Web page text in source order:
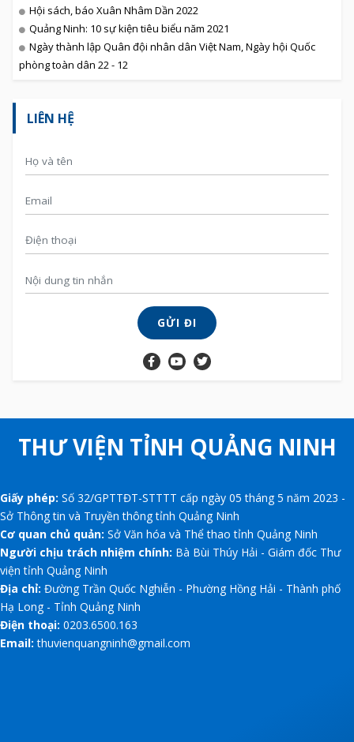
Hội sách, báo Xuân Nhâm Dần 2022
Quảng Ninh: 10 sự kiện tiêu biểu năm 2021
Ngày thành lập Quân đội nhân dân Việt Nam, Ngày hội Quốc
phòng toàn dân 22 - 12
LIÊN HỆ
GỬI ĐI
THƯ VIỆN TỈNH QUẢNG NINH
Giấy phép: Số 32/GPTTĐT-STTTT cấp ngày 05 tháng 5 năm 2023 -
Sở Thông tin và Truyền thông tỉnh Quảng Ninh
Cơ quan chủ quản: Sở Văn hóa và Thể thao tỉnh Quảng Ninh
Người chịu trách nhiệm chính: Bà Bùi Thúy Hải - Giám đốc Thư
viện tỉnh Quảng Ninh
Địa chỉ: Đường Trần Quốc Nghiễn - Phường Hồng Hải - Thành phố
Hạ Long - Tỉnh Quảng Ninh
Điện thoại: 0203.6500.163
Email: thuvienquangninh@gmail.com